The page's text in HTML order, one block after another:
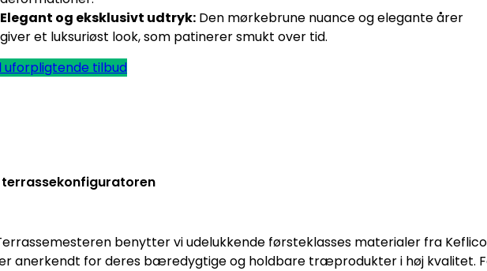
Elegant og eksklusivt udtryk: Den mørkebrune nuance og elegante årer
giver et luksuriøst look, som patinerer smukt over tid.
uforpligtende tilbud
terrassekonfiguratoren
benytter vi udelukkende førsteklasses materialer fra
anerkendt for deres bæredygtige og holdbare træprodukter i høj kvalitet.